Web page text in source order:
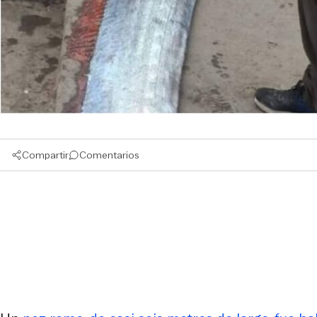
Compartir Comentarios